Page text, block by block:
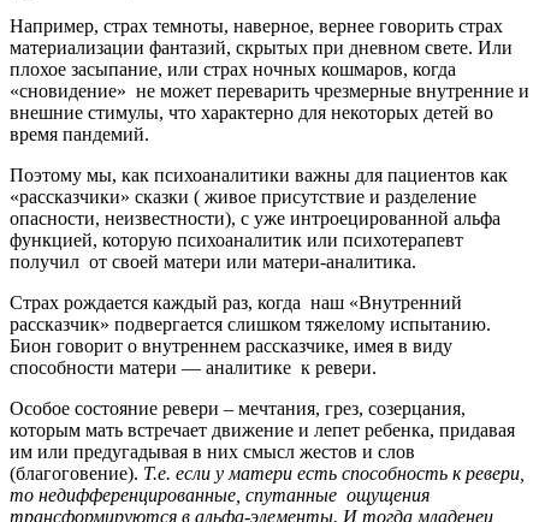
Например, страх темноты, наверное, вернее говорить страх
материализации фантазий, скрытых при дневном свете. Или
плохое засыпание, или страх ночных кошмаров, когда
«сновидение» не может переварить чрезмерные внутренние и
внешние стимулы, что характерно для некоторых детей во
время пандемий.
Поэтому мы, как психоаналитики важны для пациентов как
«рассказчики» сказки ( живое присутствие и разделение
опасности, неизвестности), с уже интроецированной альфа
функцией, которую психоаналитик или психотерапевт
получил от своей матери или матери-аналитика.
Страх рождается каждый раз, когда наш «Внутренний
рассказчик» подвергается слишком тяжелому испытанию.
Бион говорит о внутреннем рассказчике, имея в виду
способности матери — аналитике к ревери.
Особое состояние ревери – мечтания, грез, созерцания,
которым мать встречает движение и лепет ребенка, придавая
им или предугадывая в них смысл жестов и слов
(благоговение). Т.е. если у матери есть способность к ревери,
то недифференцированные, спутанные ощущения
трансформируются в альфа-элементы. И тогда младенец